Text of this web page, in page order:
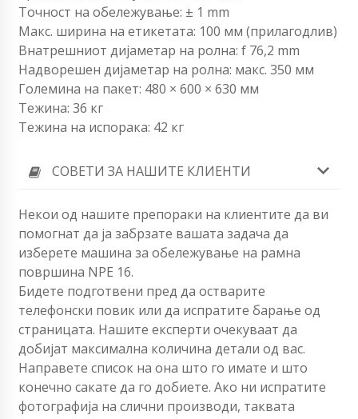
Точност на обележување: ± 1 mm
Макс. ширина на етикетата: 100 мм (прилагодлив)
Внатрешниот дијаметар на ролна: f 76,2 mm
Надворешен дијаметар на ролна: макс. 350 мм
Големина на пакет: 480 × 600 × 630 мм
Тежина: 36 кг
Тежина на испорака: 42 кг
СОВЕТИ ЗА НАШИТЕ КЛИЕНТИ
Некои од нашите препораки на клиентите да ви
помогнат да ја забрзате вашата задача да
изберете машина за обележување на рамна
површина NPE 16.
Бидете подготвени пред да остварите
телефонски повик или да испратите барање од
страницата. Нашите експерти очекуваат да
добијат максимална количина детали од вас.
Направете список на она што го имате и што
конечно сакате да го добиете. Ако ни испратите
фотографија на слични производи, таквата